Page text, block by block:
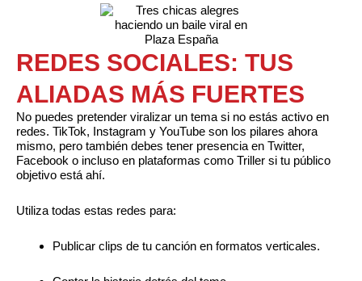
REDES SOCIALES: TUS
ALIADAS MÁS FUERTES
No puedes pretender viralizar un tema si no estás activo en
redes. TikTok, Instagram y YouTube son los pilares ahora
mismo, pero también debes tener presencia en Twitter,
Facebook o incluso en plataformas como Triller si tu público
objetivo está ahí.
Utiliza todas estas redes para:
Publicar clips de tu canción en formatos verticales.